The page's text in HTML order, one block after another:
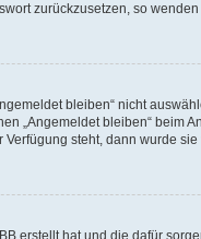
zurückzusetzen, so
bleiben“ nicht
„Angemeldet bleiben“ beim
steht, dann wurde
erstellt hat und die dafür